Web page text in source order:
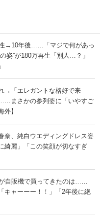
→10年後……「マジで何があっ
姿”が180万再生「別人…？」
→「エレガントな格好で来
まさかの参列姿に「いやすご
外】
奈、純白ウエディングドレス姿
綺麗」「この笑顔が切なすぎ
自販機で買ってきたのは……
キャーーー！！」「2年後に絶